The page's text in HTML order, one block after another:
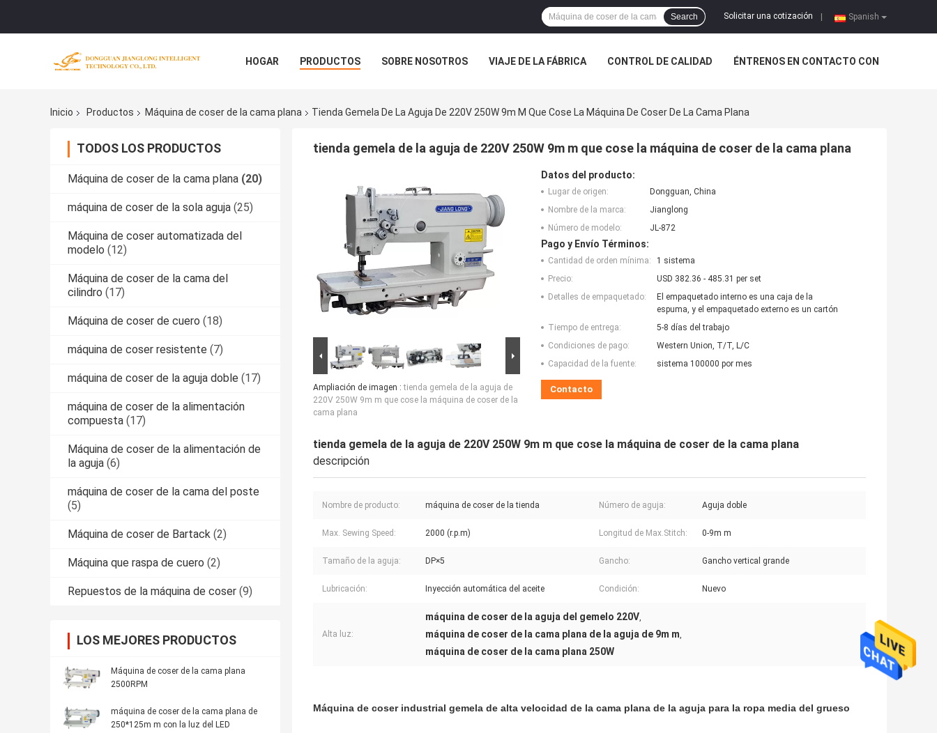
Spanish
Solicitar una cotización
Search
HOGAR PRODUCTOS SOBRE NOSOTROS VIAJE DE LA FÁBRICA CONTROL DE CALIDAD ÉNTRENOS EN CONTACTO CON
Inicio
Productos Máquina de coser de la cama plana Tienda Gemela De La Aguja De 220V 250W 9m M Que Cose La Máquina De Coser De La Cama Plana
TODOS LOS PRODUCTOS
Máquina de coser de la cama plana (20)
máquina de coser de la sola aguja (25)
Máquina de coser automatizada del
modelo (12)
Máquina de coser de la cama del
cilindro (17)
Máquina de coser de cuero (18)
máquina de coser resistente (7)
máquina de coser de la aguja doble (17)
máquina de coser de la alimentación
compuesta (17)
Máquina de coser de la alimentación de
la aguja (6)
máquina de coser de la cama del poste
(5)
Máquina de coser de Bartack (2)
Máquina que raspa de cuero (2)
Repuestos de la máquina de coser (9)
LOS MEJORES PRODUCTOS
Máquina de coser de la cama plana
2500RPM
máquina de coser de la cama plana de
250*125m m con la luz del LED
tienda gemela de la aguja de 220V 250W 9m m que cose la máquina de coser de la cama plana
Ampliación de imagen :tienda gemela de la aguja de
220V 250W 9m m que cose la máquina de coser de la
cama plana
Datos del producto:
Lugar de origen:
Dongguan, China
Nombre de la marca:
Jianglong
Número de modelo:
JL-872
Pago y Envío Términos:
Cantidad de orden mínima:
1 sistema
Precio:
USD 382.36 - 485.31 per set
Detalles de empaquetado:
El empaquetado interno es una caja de la
espuma, y el empaquetado externo es un cartón
Tiempo de entrega:
5-8 días del trabajo
Condiciones de pago:
Western Union, T/T, L/C
Capacidad de la fuente:
sistema 100000 por mes
Contacto
tienda gemela de la aguja de 220V 250W 9m m que cose la máquina de coser de la cama plana
descripción
Nombre de producto: máquina de coser de la tienda Número de aguja: Aguja doble
Max. Sewing Speed: 2000 (r.p.m) Longitud de Max.Stitch: 0-9m m
Tamaño de la aguja: DP×5 Gancho: Gancho vertical grande
Lubricación: Inyección automática del aceite Condición: Nuevo
Alta luz:
máquina de coser de la aguja del gemelo 220V,
máquina de coser de la cama plana de la aguja de 9m m,
máquina de coser de la cama plana 250W
Máquina de coser industrial gemela de alta velocidad de la cama plana de la aguja para la ropa media del grueso